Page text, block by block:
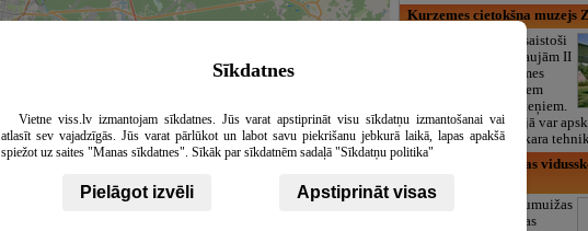
Kurzemes cietokšņa muzejs
Muzeja ekspozīcija saistoši
stāsta par pēdējām kaujām II
pasaules karā Kurzemes
cietoksnī un tālākajiem
latviešu karavīru likteņiem.
Brīvdabas ekspozīcijā var
bunkurus un smago kara
Rīgas Strazdumuižas
Šodien Rīgas Strazdumuižas
vidusskola – attīstības
Sīkdatnes
Vietne viss.lv izmantojam sīkdatnes. Jūs varat apstiprināt visu sīkdatņu izmantošanai vai
atlasīt sev vajadzīgās. Jūs varat pārlūkot un labot savu piekrišanu jebkurā laikā, lapas apakšā
spiežot uz saites "Manas sīkdatnes". Sīkāk par sīkdatnēm sadaļā "Sīkdatņu politika"
Pielāgot izvēli Apstiprināt visas